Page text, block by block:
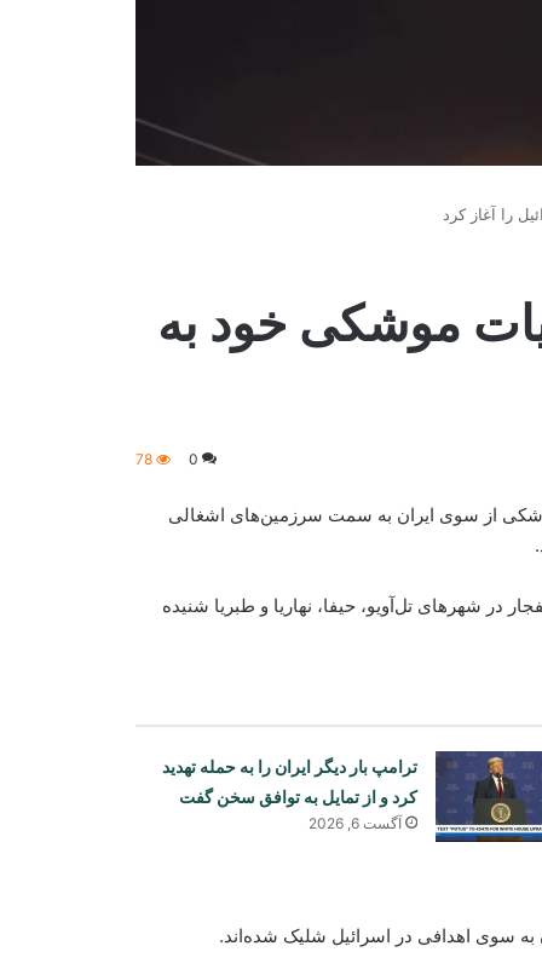
را آغاز کرد
موشکی خود به
0
78
از سوی ایران به سمت سرزمین‌های اشغالی
در شهرهای تل‌آویو، حیفا، نهاریا و طبریا شنیده
ترامپ بار دیگر ایران را به حمله تهدید
کرد و از تمایل به توافق سخن گفت
آگست 6, 2026
به سوی اهدافی در اسرائیل شلیک شده‌اند.